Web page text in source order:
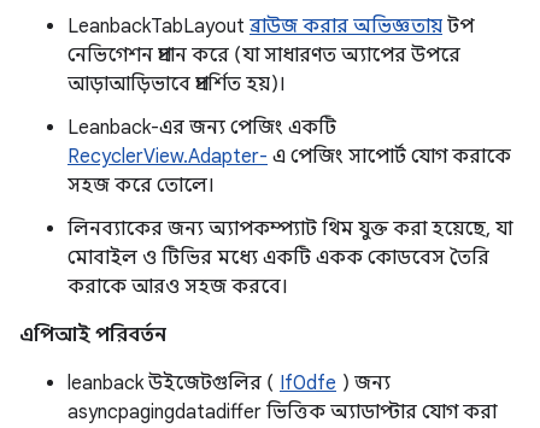
LeanbackTabLayout ব্রাউজ করার অভিজ্ঞতায় টপ
নেভিগেশন প্রদান করে (যা সাধারণত অ্যাপের উপরে
আড়াআড়িভাবে প্রদর্শিত হয়)।
Leanback-এর জন্য পেজিং একটি
RecyclerView.Adapter- এ পেজিং সাপোর্ট যোগ করাকে
সহজ করে তোলে।
লিনব্যাকের জন্য অ্যাপকম্প্যাট থিম যুক্ত করা হয়েছে, যা
মোবাইল ও টিভির মধ্যে একটি একক কোডবেস তৈরি
করাকে আরও সহজ করবে।
এপিআই পরিবর্তন
leanback উইজেটগুলির ( If0dfe ) জন্য
asyncpagingdatadiffer ভিত্তিক অ্যাডাপ্টার যোগ করা